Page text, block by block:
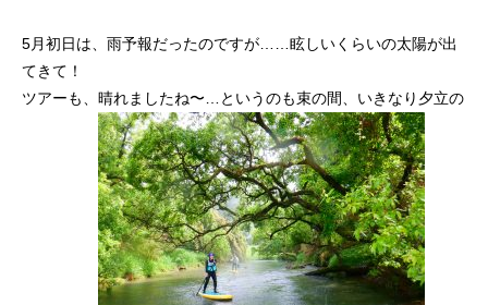
5月初日は、雨予報だったのですが……眩しいくらいの太陽が出
てきて！
ツアーも、晴れましたね〜…というのも束の間、いきなり夕立の